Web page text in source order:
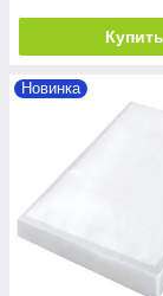
Купить
Новинка